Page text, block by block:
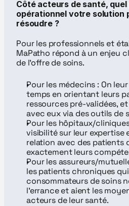
Côté acteurs de santé, quel
opérationnel votre solution
résoudre ?
Pour les professionnels et
MaPatho répond à un enjeu
de l’offre de soins.
Pour les médecins : On
temps en orientant leurs
ressources pré-validées,
avec eux via des outils de
Pour les hôpitaux/
visibilité sur leur expertise
relation avec des patients
exactement leurs
Pour les assureurs/
les patients chroniques
consommateurs de soins
l’errance et aient les
acteurs de leur santé.